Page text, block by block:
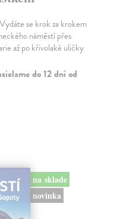
se krok za krokem
náměstí přes
až po křivolaké uličky
do 12 dní od
na sklade
novinka